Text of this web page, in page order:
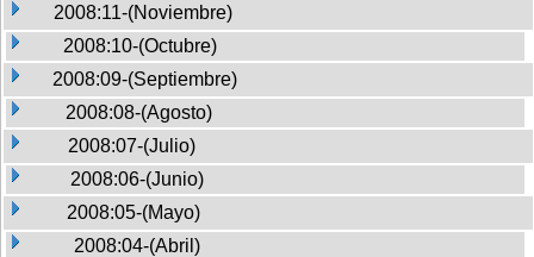
2008:11-(Noviembre)
2008:10-(Octubre)
2008:09-(Septiembre)
2008:08-(Agosto)
2008:07-(Julio)
2008:06-(Junio)
2008:05-(Mayo)
2008:04-(Abril)